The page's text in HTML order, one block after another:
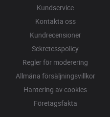
Kundservice
Kontakta oss
Kundrecensioner
Sekretesspolicy
Regler för moderering
Allmäna försäljningsvillkor
Hantering av cookies
Företagsfakta